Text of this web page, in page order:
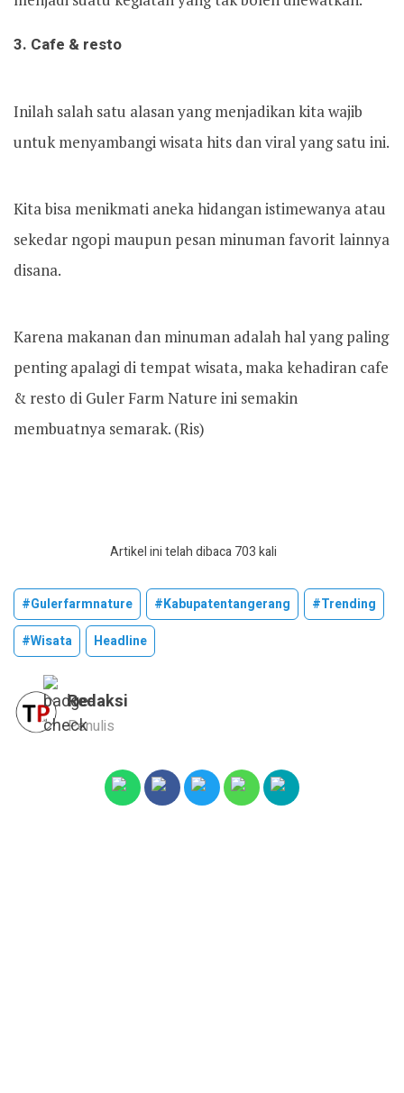
3. Cafe & resto
Inilah salah satu alasan yang menjadikan kita wajib
untuk menyambangi wisata hits dan viral yang satu ini.
Kita bisa menikmati aneka hidangan istimewanya atau
sekedar ngopi maupun pesan minuman favorit lainnya
disana.
Karena makanan dan minuman adalah hal yang paling
penting apalagi di tempat wisata, maka kehadiran cafe
& resto di Guler Farm Nature ini semakin
membuatnya semarak. (Ris)
Artikel ini telah dibaca 703 kali
#gulerfarmnature #kabupatentangerang
#trending
#wisata
Headline
Redaksi
Penulis